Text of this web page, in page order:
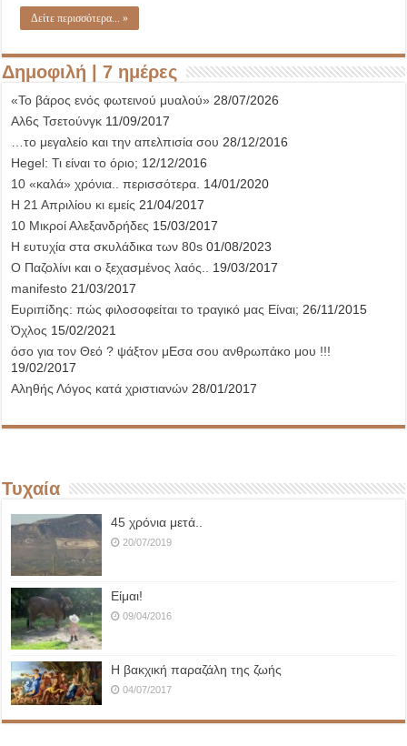
Δείτε περισσότερα... »
Δημοφιλή | 7 ημέρες
«Το βάρος ενός φωτεινού μυαλού» 28/07/2026
Αλ6ς Τσετούνγκ 11/09/2017
…το μεγαλείο και την απελπισία σου 28/12/2016
Hegel: Τι είναι το όριο; 12/12/2016
10 «καλά» χρόνια.. περισσότερα. 14/01/2020
Η 21 Απριλίου κι εμείς 21/04/2017
10 Μικροί Αλεξανδρήδες 15/03/2017
Η ευτυχία στα σκυλάδικα των 80s 01/08/2023
Ο Παζολίνι και ο ξεχασμένος λαός..
19/03/2017
manifesto 21/03/2017
Ευριπίδης: πώς φιλοσοφείται το τραγικό μας Είναι; 26/11/2015
Όχλος 15/02/2021
όσο για τον Θεό ? ψάξτον μΕσα σου ανθρωπάκο μου !!!
19/02/2017
Αληθής Λόγος κατά χριστιανών 28/01/2017
Τυχαία
45 χρόνια μετά..
20/07/2019
Είμαι!
09/04/2016
Η βακχική παραζάλη της ζωής
04/07/2017